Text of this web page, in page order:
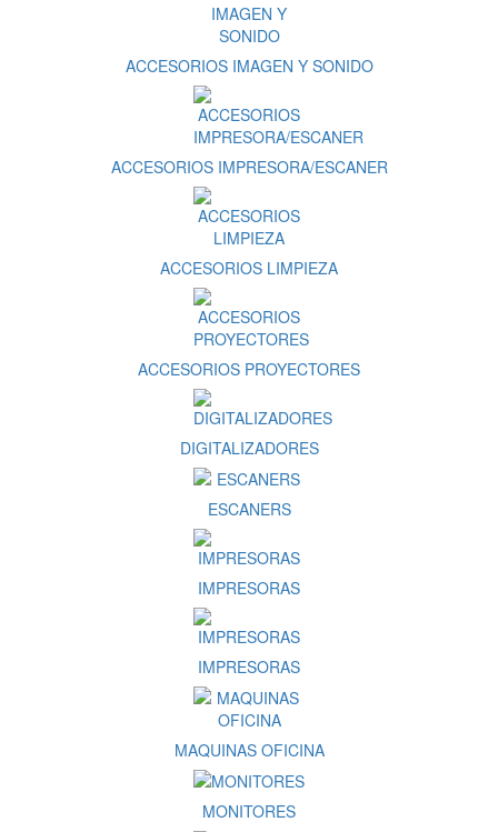
ACCESORIOS IMAGEN Y SONIDO
ACCESORIOS IMPRESORA/ESCANER
ACCESORIOS LIMPIEZA
ACCESORIOS PROYECTORES
DIGITALIZADORES
ESCANERS
IMPRESORAS
IMPRESORAS
MAQUINAS OFICINA
MONITORES